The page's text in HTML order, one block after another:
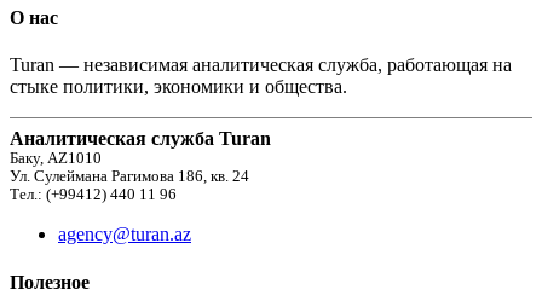
О нас
Turan — независимая аналитическая служба, работающая на
стыке политики, экономики и общества.
Аналитическая служба Turan
Баку, AZ1010
Ул. Сулеймана Рагимова 186, кв. 24
Тел.: (+99412) 440 11 96
agency@turan.az
Полезное